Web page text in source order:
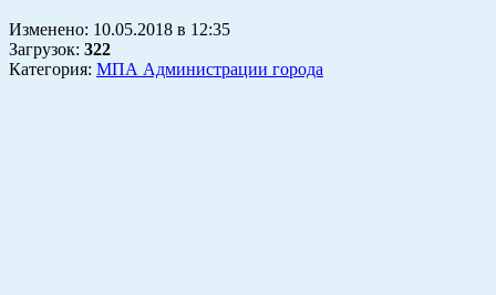
Изменено: 10.05.2018 в 12:35
Загрузок: 322
Категория: МПА Администрации города